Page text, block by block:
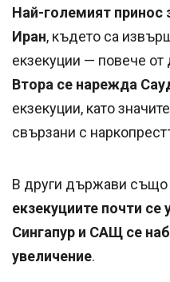
Най-големият принос
Иран, където са
екзекуции — повече
Втора се нарежда
екзекуции, като
свързани с
В други държави също
екзекуциите почти се
Сингапур и САЩ се
увеличение.